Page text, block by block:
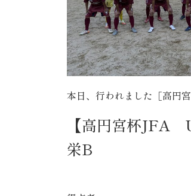
本日、行われました［高円
【高円宮杯JFA
栄B